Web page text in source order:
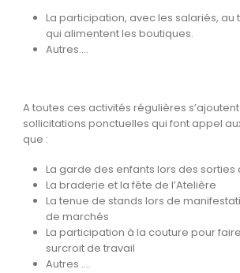
La participation, avec les salariés, au
qui alimentent les boutiques.
Autres….
A toutes ces activités régulières
sollicitations ponctuelles qui font appel
que :
La garde des enfants lors des sorties
La braderie et la fête de l’Atelière
La tenue de stands lors de
de marchés
La participation à la couture pour
surcroit de travail
Autres ….